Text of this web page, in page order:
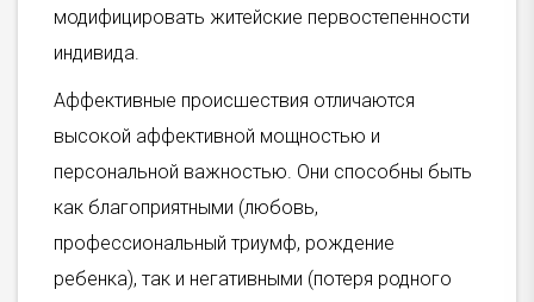
модифицировать житейские первостепенности
индивида.
Аффективные происшествия отличаются
высокой аффективной мощностью и
персональной важностью. Они способны быть
как благоприятными (любовь,
профессиональный триумф, рождение
ребенка), так и негативными (потеря родного